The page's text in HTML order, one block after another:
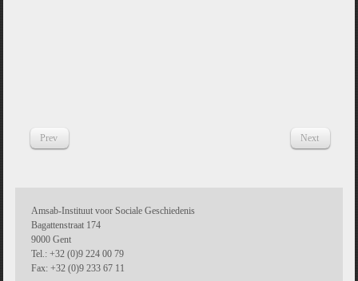
Prev Next
Amsab-Instituut voor Sociale Geschiedenis
Bagattenstraat 174
9000 Gent
Tel.: +32 (0)9 224 00 79
Fax: +32 (0)9 233 67 11